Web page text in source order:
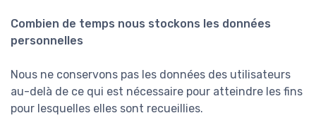
Combien de temps nous stockons les données
personnelles
Nous ne conservons pas les données des utilisateurs
au-delà de ce qui est nécessaire pour atteindre les fins
pour lesquelles elles sont recueillies.